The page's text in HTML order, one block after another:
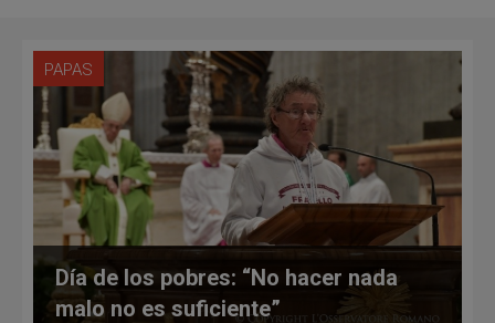
PAPAS
Día de los pobres: “No hacer nada
malo no es suficiente”